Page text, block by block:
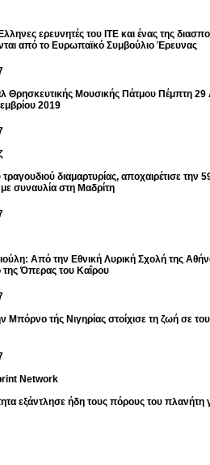
ερευνητές του ΙΤΕ και ένας της
από το Ευρωπαϊκό Συμβούλιο Έρευνας
Θρησκευτικής Μουσικής Πάτμου Πέμπτη
2019
διαμαρτυρίας, αποχαιρέτισε την
με συναυλία στη Μαδρίτη
Από την Εθνική Λυρική Σχολή της
της Όπερας του Καΐρου
Μπόρνο τής Νιγηρίας στοίχισε τη ζωή σε
Network
εξάντλησε ήδη τους πόρους του πλανήτη